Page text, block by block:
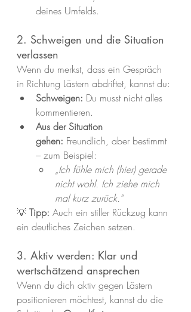
deines Umfelds.
2. Schweigen und die Situation
verlassen
Wenn du merkst, dass ein Gespräch
in Richtung Lästern abdriftet, kannst du:
Schweigen: Du musst nicht alles
kommentieren.
Aus der Situation
gehen: Freundlich, aber bestimmt
– zum Beispiel:
„Ich fühle mich (hier) gerade
nicht wohl. Ich ziehe mich
mal kurz zurück.“
💡 Tipp: Auch ein stiller Rückzug kann
ein deutliches Zeichen setzen.
3. Aktiv werden: Klar und
wertschätzend ansprechen
Wenn du dich aktiv gegen Lästern
positionieren möchtest, kannst du die